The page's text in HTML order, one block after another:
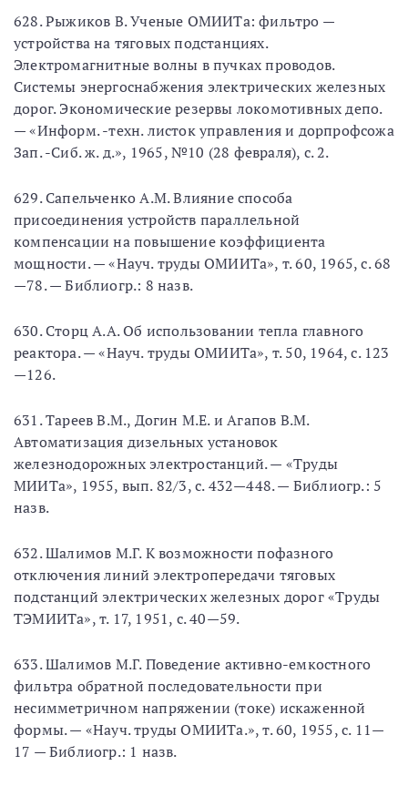
628. Рыжиков В. Ученые ОМИИТа: фильтро —
устройства на тяговых подстанциях.
Электромагнитные волны в пучках проводов.
Системы энергоснабжения электрических железных
дорог. Экономические резервы локомотивных депо.
— «Информ. -техн. листок управления и дорпрофсожа
Зап. -Сиб. ж. д.», 1965, №10 (28 февраля), с. 2.
629. Сапельченко А.М. Влияние способа
присоединения устройств параллельной
компенсации на повышение коэффициента
мощности. — «Науч. труды ОМИИТа», т. 60, 1965, с. 68
—78. — Библиогр.: 8 назв.
630. Сторц А.А. Об использовании тепла главного
реактора. — «Науч. труды ОМИИТа», т. 50, 1964, с. 123
—126.
631. Тареев В.М., Догин М.Е. и Агапов В.М.
Автоматизация дизельных установок
железнодорожных электростанций. — «Труды
МИИТа», 1955, вып. 82/3, с. 432—448. — Библиогр.: 5
назв.
632. Шалимов М.Г. К возможности пофазного
отключения линий электропередачи тяговых
подстанций электрических железных дорог «Труды
ТЭМИИТа», т. 17, 1951, с. 40—59.
633. Шалимов М.Г. Поведение активно-емкостного
фильтра обратной последовательности при
несимметричном напряжении (токе) искаженной
формы. — «Науч. труды ОМИИТа.», т. 60, 1955, с. 11—
17 — Библиогр.: 1 назв.